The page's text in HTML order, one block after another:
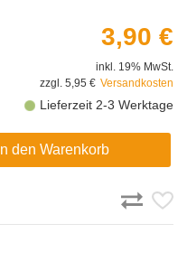
3,90 €
inkl. 19% MwSt.
zzgl. 5,95 € Versandkosten
Lieferzeit 2-3 Werktage
In den Warenkorb